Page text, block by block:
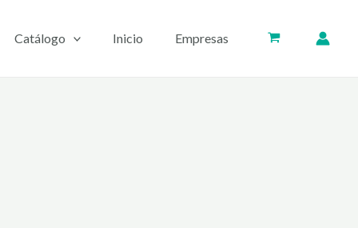
Catálogo Inicio Empresas